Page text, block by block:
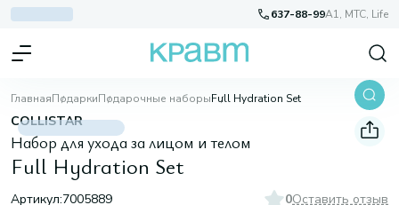
637-88-99A1, МТС, Life
ГлавнаяПодаркиПодарочные наборыFull Hydration Set
COLLISTAR
Набор для ухода за лицом и телом
Full Hydration Set
Артикул:7005889 0Оставить отзыв